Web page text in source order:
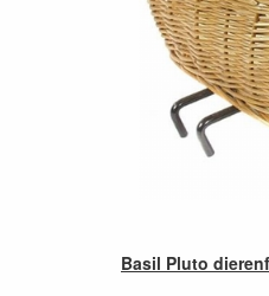
Basil Pluto